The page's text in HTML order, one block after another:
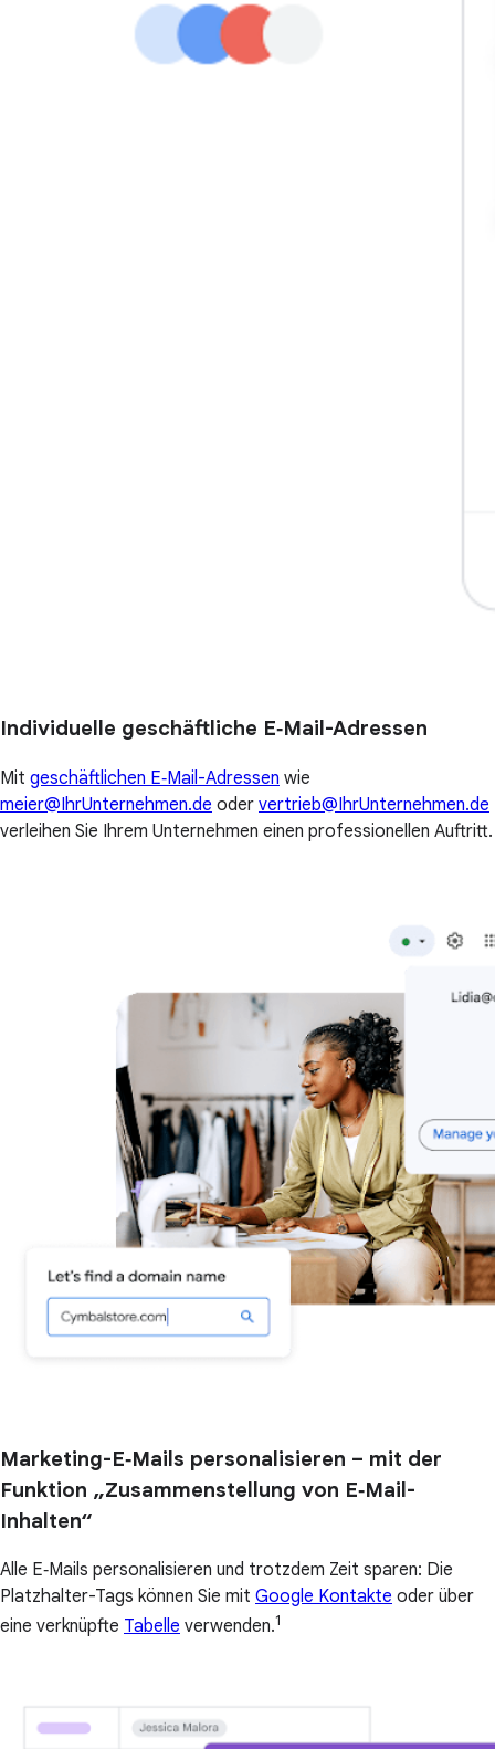
Individuelle geschäftliche E‑Mail-Adressen
Mit geschäftlichen E‑Mail-Adressen wie
meier@IhrUnternehmen.de oder vertrieb@IhrUnternehmen.de
verleihen Sie Ihrem Unternehmen einen professionellen Auftritt.
Marketing-E‑Mails personalisieren – mit der
Funktion „Zusammenstellung von E‑Mail-
Inhalten“
Alle E‑Mails personalisieren und trotzdem Zeit sparen: Die
Platzhalter-Tags können Sie mit Google Kontakte oder über
eine verknüpfte Tabelle verwenden.1